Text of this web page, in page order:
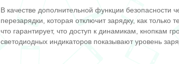
В качестве дополнительной функции безопасности
перезарядки, которая отключит зарядку, как
что гарантирует, что доступ к динамикам, кнопкам
светодиодных индикаторов показывают уровень